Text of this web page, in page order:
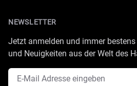
NEWSLETTER
Jetzt anmelden und immer
und Neuigkeiten aus der Welt des
E-Mail Adresse